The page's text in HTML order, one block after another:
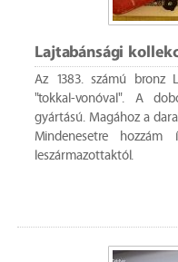
Lajtabánsági
Az 1383. számú bronz
"tokkal-vonóval". A
gyártású. Magához a
Mindenesetre
leszármazottaktól.